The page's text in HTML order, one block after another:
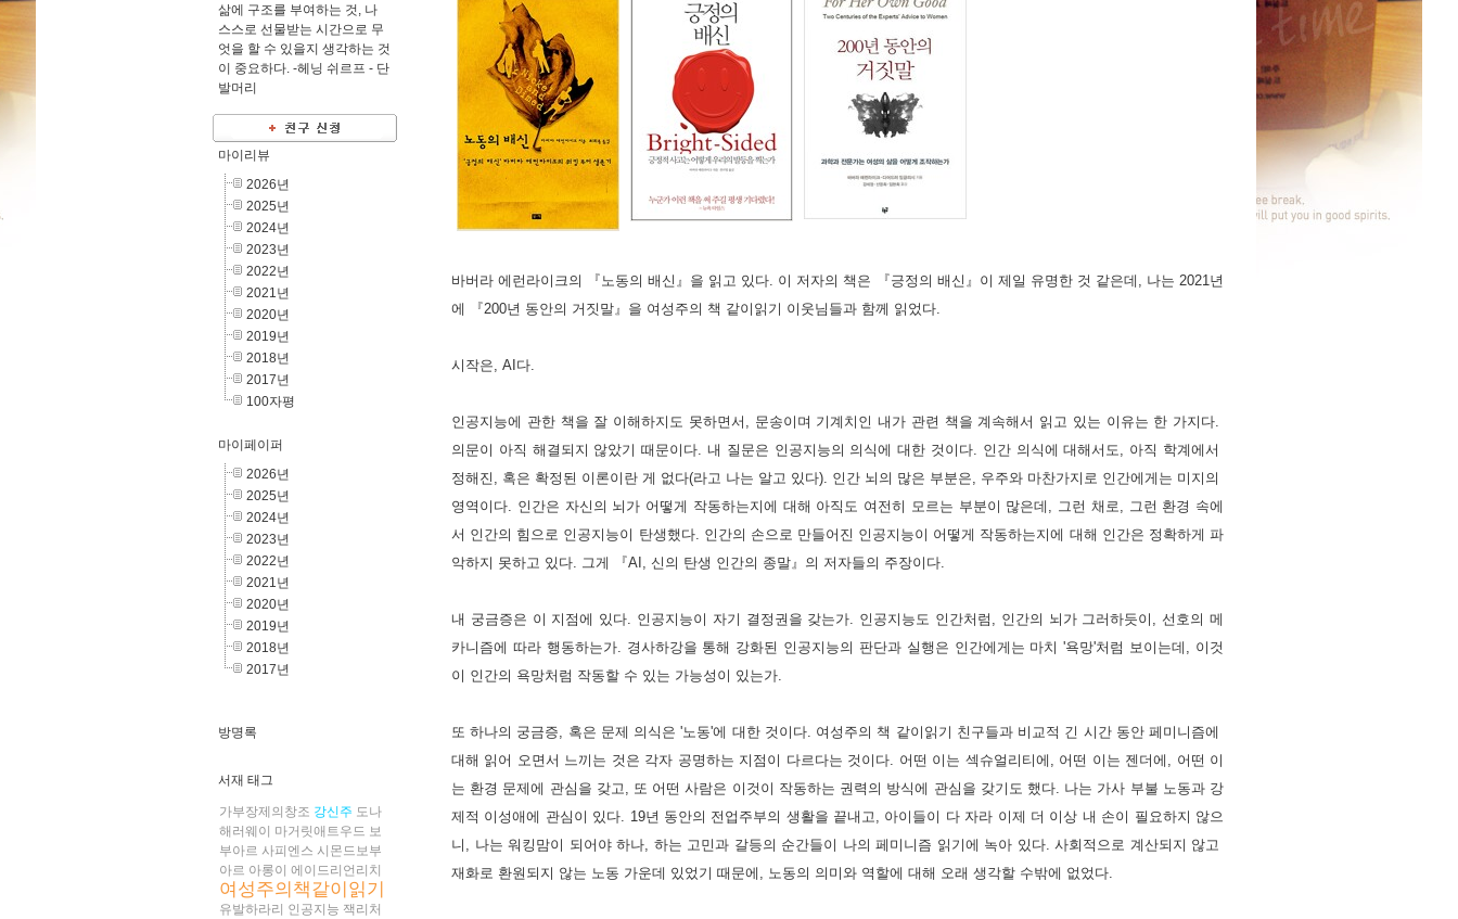
바버라 에런라이크의 『노동의 배신』을 읽고 있다. 이 저자의 책은 『긍정의 배신』이 제일 유명한 것 같은데, 나는 2021년
에 『200년 동안의 거짓말』을 여성주의 책 같이읽기 이웃님들과 함께 읽었다.
시작은, AI다.
인공지능에 관한 책을 잘 이해하지도 못하면서, 문송이며 기계치인 내가 관련 책을 계속해서 읽고 있는 이유는 한 가지다.
의문이 아직 해결되지 않았기 때문이다. 내 질문은 인공지능의 의식에 대한 것이다. 인간 의식에 대해서도, 아직 학계에서
정해진, 혹은 확정된 이론이란 게 없다(라고 나는 알고 있다). 인간 뇌의 많은 부분은, 우주와 마찬가지로 인간에게는 미지의
영역이다. 인간은 자신의 뇌가 어떻게 작동하는지에 대해 아직도 여전히 모르는 부분이 많은데, 그런 채로, 그런 환경 속에
서 인간의 힘으로 인공지능이 탄생했다. 인간의 손으로 만들어진 인공지능이 어떻게 작동하는지에 대해 인간은 정확하게 파
악하지 못하고 있다. 그게 『AI, 신의 탄생 인간의 종말』의 저자들의 주장이다.
내 궁금증은 이 지점에 있다. 인공지능이 자기 결정권을 갖는가. 인공지능도 인간처럼, 인간의 뇌가 그러하듯이, 선호의 메
카니즘에 따라 행동하는가. 경사하강을 통해 강화된 인공지능의 판단과 실행은 인간에게는 마치 '욕망'처럼 보이는데, 이것
이 인간의 욕망처럼 작동할 수 있는 가능성이 있는가.
또 하나의 궁금증, 혹은 문제 의식은 '노동'에 대한 것이다. 여성주의 책 같이읽기 친구들과 비교적 긴 시간 동안 페미니즘에
대해 읽어 오면서 느끼는 것은 각자 공명하는 지점이 다르다는 것이다. 어떤 이는 섹슈얼리티에, 어떤 이는 젠더에, 어떤 이
는 환경 문제에 관심을 갖고, 또 어떤 사람은 이것이 작동하는 권력의 방식에 관심을 갖기도 했다. 나는 가사 부불 노동과 강
제적 이성애에 관심이 있다. 19년 동안의 전업주부의 생활을 끝내고, 아이들이 다 자라 이제 더 이상 내 손이 필요하지 않으
니, 나는 워킹맘이 되어야 하나, 하는 고민과 갈등의 순간들이 나의 페미니즘 읽기에 녹아 있다. 사회적으로 계산되지 않고
재화로 환원되지 않는 노동 가운데 있었기 때문에, 노동의 의미와 역할에 대해 오래 생각할 수밖에 없었다.
삶에 구조를 부여하는 것, 나
스스로 선물받는 시간으로 무
엇을 할 수 있을지 생각하는 것
이 중요하다. -헤닝 쉬르프 - 단
발머리
마이리뷰
2026년
2025년
2024년
2023년
2022년
2021년
2020년
2019년
2018년
2017년
100자평
마이페이퍼
2026년
2025년
2024년
2023년
2022년
2021년
2020년
2019년
2018년
2017년
방명록
서재 태그
가부장제의창조 강신주 도나
해러웨이
마거릿애트우드 보
부아르 사피엔스 시몬드보부
아르 아롱이 에이드리언리치
여성주의책같이읽기
유발하라리 인공지능 잭리처